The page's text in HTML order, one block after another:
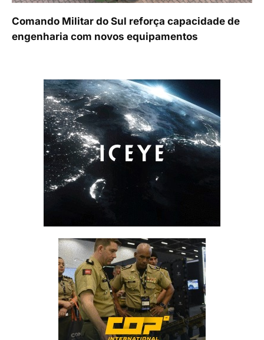
Comando Militar do Sul reforça capacidade de
engenharia com novos equipamentos